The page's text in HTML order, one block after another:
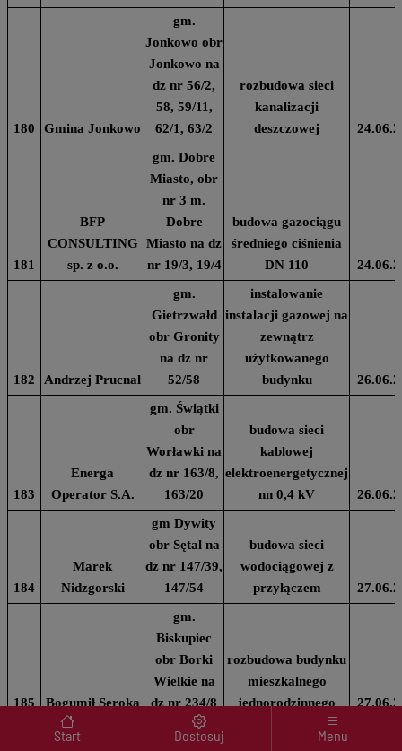
Menu wyróżnione
Start
Dostosuj Menu
180 Gmina Jonkowo
gm.
Jonkowo obr
Jonkowo na
dz nr 56/2,
58, 59/11,
62/1, 63/2
rozbudowa sieci
kanalizacji
deszczowej
181
BFP
CONSULTING
sp. z o.o.
gm. Dobre
Miasto, obr
nr 3 m.
Dobre
Miasto na dz
nr 19/3, 19/4
budowa gazociągu
średniego ciśnienia
DN 110
182 Andrzej Prucnal
gm.
Gietrzwałd
obr Gronity
na dz nr
52/58
instalowanie
instalacji gazowej na
zewnątrz
użytkowanego
budynku
183
Energa
Operator S.A.
gm. Świątki
obr
Worławki na
dz nr 163/8,
163/20
budowa sieci
kablowej
elektroenergetycznej
nn 0,4 kV
184
Marek
Nidzgorski
gm Dywity
obr Sętal na
dz nr 147/39,
147/54
budowa sieci
wodociągowej z
przyłączem
185 Bogumił Seroka
gm.
Biskupiec
obr Borki
Wielkie na
dz nr 234/8
rozbudowa budynku
mieszkalnego
jednorodzinnego
gm.